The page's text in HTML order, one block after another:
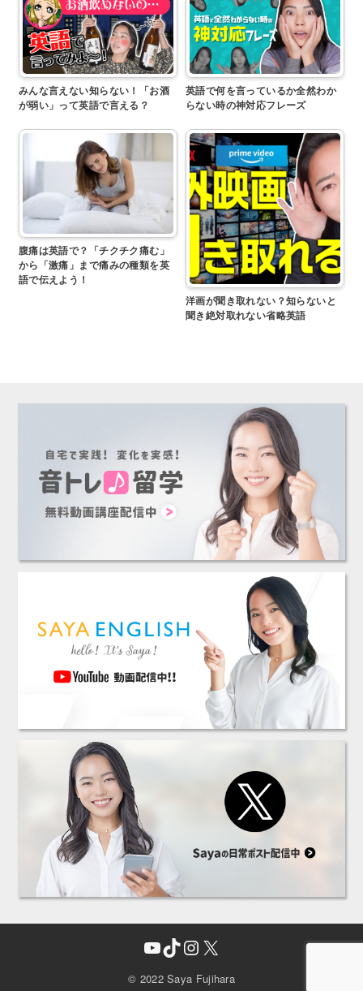
みんな言えない知らない！「お酒
が弱い」って英語で言える？
英語で何を言っているか全然わか
らない時の神対応フレーズ
腹痛は英語で？「チクチク痛む」
から「激痛」まで痛みの種類を英
語で伝えよう！
洋画が聞き取れない？知らないと
聞き絶対取れない省略英語
YouTube
TikTok
Instagram
X
© 2022 Saya Fujihara